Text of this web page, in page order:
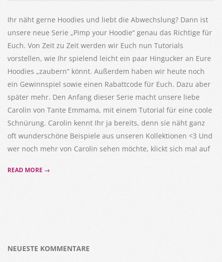
Ihr näht gerne Hoodies und liebt die Abwechslung? Dann ist
unsere neue Serie „Pimp your Hoodie“ genau das Richtige für
Euch. Von Zeit zu Zeit werden wir Euch nun Tutorials
vorstellen, wie Ihr spielend leicht ein paar Hingucker an Eure
Hoodies „zaubern“ könnt. Außerdem haben wir heute noch
ein Gewinnspiel sowie einen Rabattcode für Euch. Dazu aber
später mehr. Den Anfang dieser Serie macht unsere liebe
Carolin von Tante Emmama, mit einem Tutorial für eine coole
Schnürung. Carolin kennt Ihr ja bereits, denn sie näht ganz
oft wunderschöne Beispiele aus unseren Kollektionen <3 Und
wer noch mehr von Carolin sehen möchte, klickt sich mal auf
READ MORE →
NEUESTE KOMMENTARE